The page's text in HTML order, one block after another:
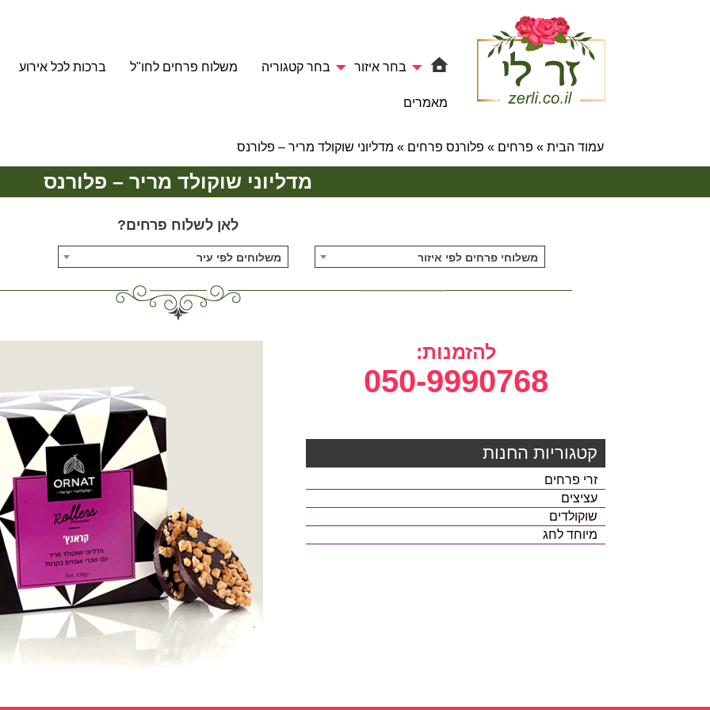
בחר איזור בחר קטגוריה משלוח פרחים לחו"ל ברכות לכל אירוע
מאמרים
עמוד הבית » פרחים » פלורנס פרחים » מדליוני שוקולד מריר – פלורנס
מדליוני שוקולד מריר – פלורנס
לאן לשלוח פרחים?
משלוחי פרחים לפי איזור משלוחים לפי עיר
להזמנות:
050-9990768
קטגוריות החנות
זרי פרחים
עציצים
שוקולדים
מיוחד לחג